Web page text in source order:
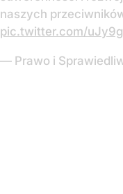
naszych
pic.twitter.com/
— Prawo i